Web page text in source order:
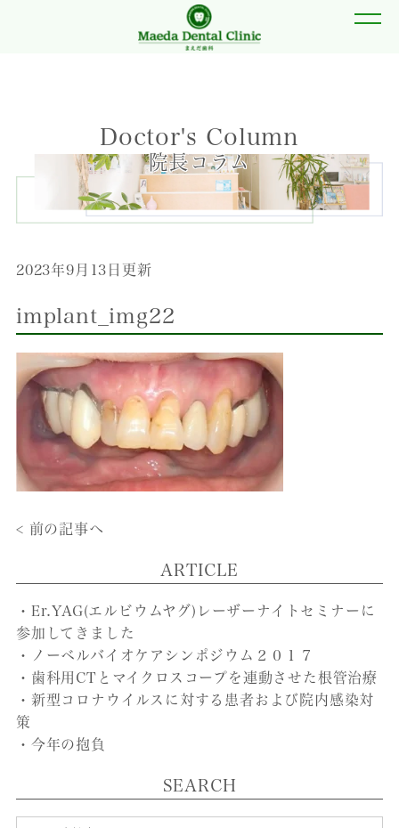
Doctor's Column
院長コラム
2023年9月13日更新
implant_img22
< 前の記事へ
ARTICLE
・Er.YAG(エルビウムヤグ)レーザーナイトセミナーに
参加してきました
・ノーベルバイオケアシンポジウム２０１７
・歯科用CTとマイクロスコープを連動させた根管治療
・新型コロナウイルスに対する患者および院内感染対
策
・今年の抱負
SEARCH